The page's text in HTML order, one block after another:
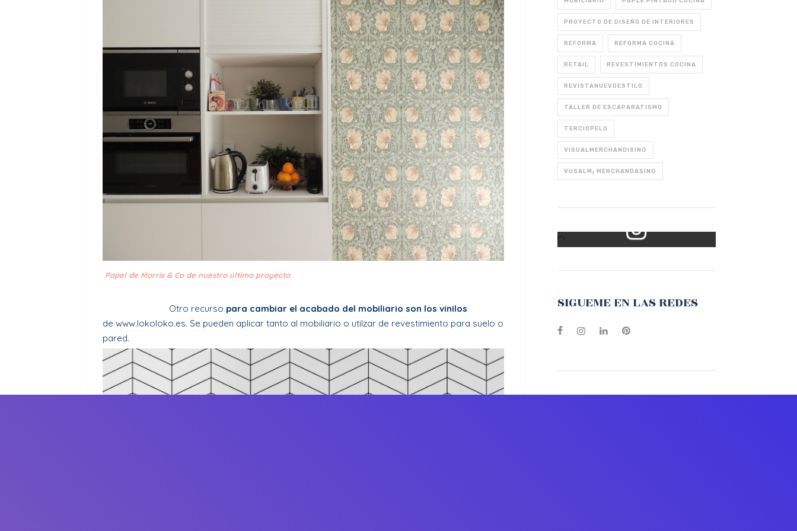
Papel de Morris & Co de nuestro último proyecto
Otro recurso para cambiar el acabado del mobiliario son los vinilos
de www.lokoloko.es. Se pueden aplicar tanto al mobiliario o utilzar de revestimiento para suelo o
pared.
PROYECTO DE DISEÑO DE INTERIORES
REFORMA REFORMA COCINA
RETAIL REVESTIMIENTOS COCINA
REVISTANUEVOESTILO
TALLER DE ESCAPARATISMO
TERCIOPELO
VISUALMERCHANDISING
VUSALM¡ MERCHANDASING
SIGUEME EN LAS REDES